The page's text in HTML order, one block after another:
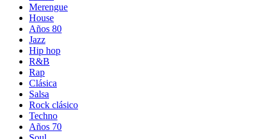
Merengue
House
Años 80
Jazz
Hip hop
R&B
Rap
Clásica
Salsa
Rock clásico
Techno
Años 70